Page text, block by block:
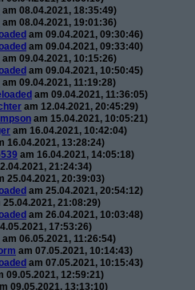
am 08.04.2021, 18:35:49)
am 08.04.2021, 19:01:36)
am 09.04.2021, 09:30:46)
am 09.04.2021, 09:33:40)
am 09.04.2021, 10:15:26)
am 09.04.2021, 10:50:45)
am 09.04.2021, 11:19:28)
am 09.04.2021, 11:36:05)
am 12.04.2021, 20:45:29)
am 15.04.2021, 10:05:21)
am 16.04.2021, 10:42:04)
16.04.2021, 13:28:24)
am 16.04.2021, 14:05:18)
21:24:34)
25.04.2021, 20:39:03)
am 25.04.2021, 20:54:12)
25.04.2021, 21:08:29)
am 26.04.2021, 10:03:48)
17:53:26)
am 06.05.2021, 11:26:54)
am 07.05.2021, 10:14:43)
am 07.05.2021, 10:15:43)
09.05.2021, 12:59:21)
09.05.2021, 13:13:10)